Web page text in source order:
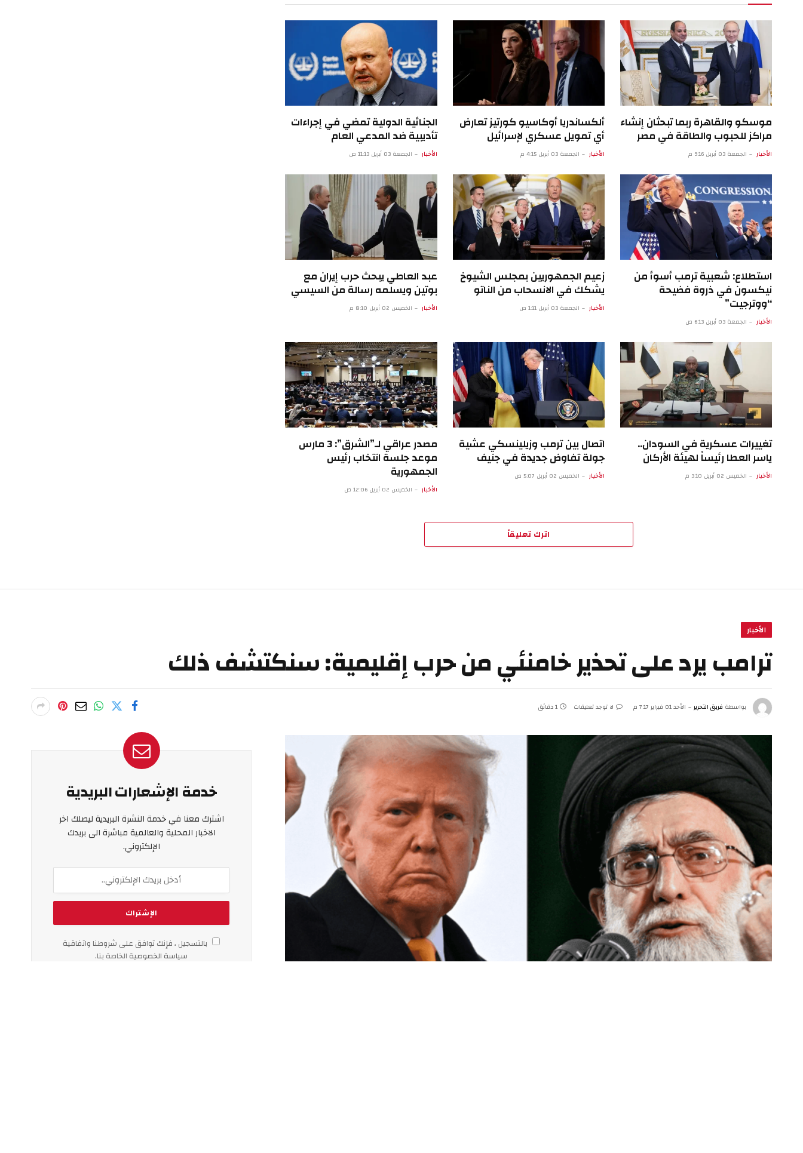
موسكو والقاهرة ربما تبحثان إنشاء
مراكز للحبوب والطاقة في مصر
الأخبار الجمعة 03 أبريل 9:16 م
ألكساندريا أوكاسيو كورتيز تعارض
أي تمويل عسكري لإسرائيل
الأخبار الجمعة 03 أبريل 4:15 م
الجنائية الدولية تمضي في إجراءات
تأديبية ضد المدعي العام
الأخبار الجمعة 03 أبريل 11:13 ص
استطلاع: شعبية ترمب أسوأ من
نيكسون في ذروة فضيحة
“ووترجيت”
الأخبار الجمعة 03 أبريل 6:13 ص
زعيم الجمهوريين بمجلس الشيوخ
يشكك في الانسحاب من الناتو
الأخبار الجمعة 03 أبريل 1:11 ص
عبد العاطي يبحث حرب إيران مع
بوتين ويسلمه رسالة من السيسي
الأخبار الخميس 02 أبريل 8:10 م
تغييرات عسكرية في السودان..
ياسر العطا رئيساً لهيئة الأركان
الأخبار الخميس 02 أبريل 3:10 م
اتصال بين ترمب وزيلينسكي عشية
جولة تفاوض جديدة في جنيف
الأخبار الخميس 02 أبريل 5:07 ص
مصدر عراقي لـ”الشرق”: 3 مارس
موعد جلسة انتخاب رئيس
الجمهورية
الأخبار الخميس 02 أبريل 12:06 ص
اترك تعليقاً
الأخبار
ترامب يرد على تحذير خامنئي من حرب إقليمية: سنكتشف ذلك
بواسطة فريق التحرير الأحد 01 فبراير 7:17 م لا توجد تعليقات 1 دقائق
خدمة الإشعارات البريدية
اشترك معنا في خدمة النشرة البريدية ليصلك اخر
الاخبار المحلية والعالمية مباشرة الى بريدك
الإلكتروني.
بالتسجيل ، فإنك توافق على شروطنا واتفاقية
سياسة الخصوصية الخاصة بنا.